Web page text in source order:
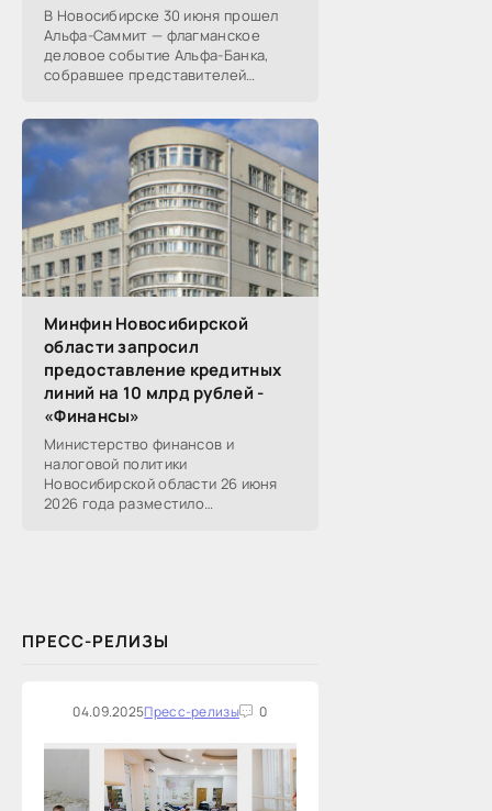
В Новосибирске 30 июня прошел
Альфа-Саммит — флагманское
деловое событие Альфа-Банка,
собравшее представителей
реального, технологического,
финансового и других
Минфин Новосибирской
области запросил
предоставление кредитных
линий на 10 млрд рублей -
«Финансы»
Министерство финансов и
налоговой политики
Новосибирской области 26 июня
2026 года разместило
ПРЕСС-РЕЛИЗЫ
04.09.2025Пресс-релизы 0